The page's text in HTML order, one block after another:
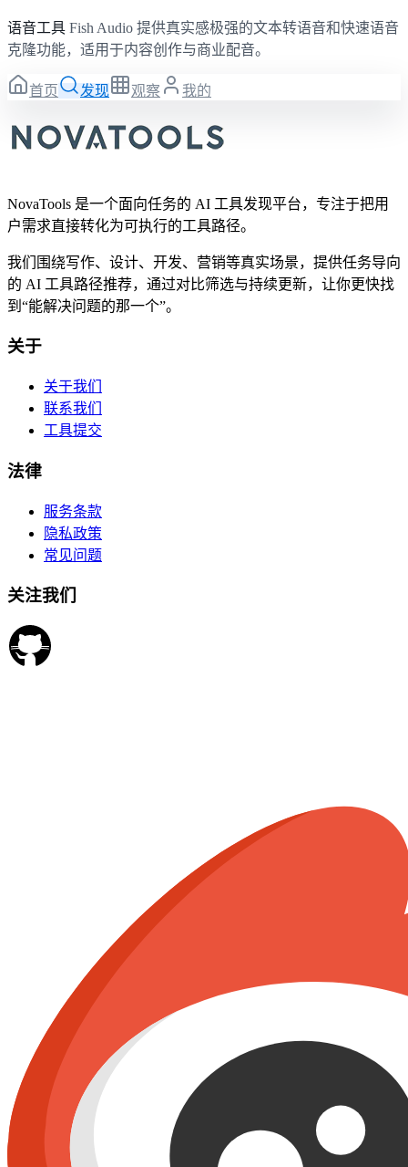
语音工具 Fish Audio 提供真实感极强的文本转语音和快速语音
克隆功能，适用于内容创作与商业配音。
首页 发现 观察 我的
NovaTools 是一个面向任务的 AI 工具发现平台，专注于把用
户需求直接转化为可执行的工具路径。
我们围绕写作、设计、开发、营销等真实场景，提供任务导向
的 AI 工具路径推荐，通过对比筛选与持续更新，让你更快找
到“能解决问题的那一个”。
关于
关于我们
联系我们
工具提交
法律
服务条款
隐私政策
常见问题
关注我们